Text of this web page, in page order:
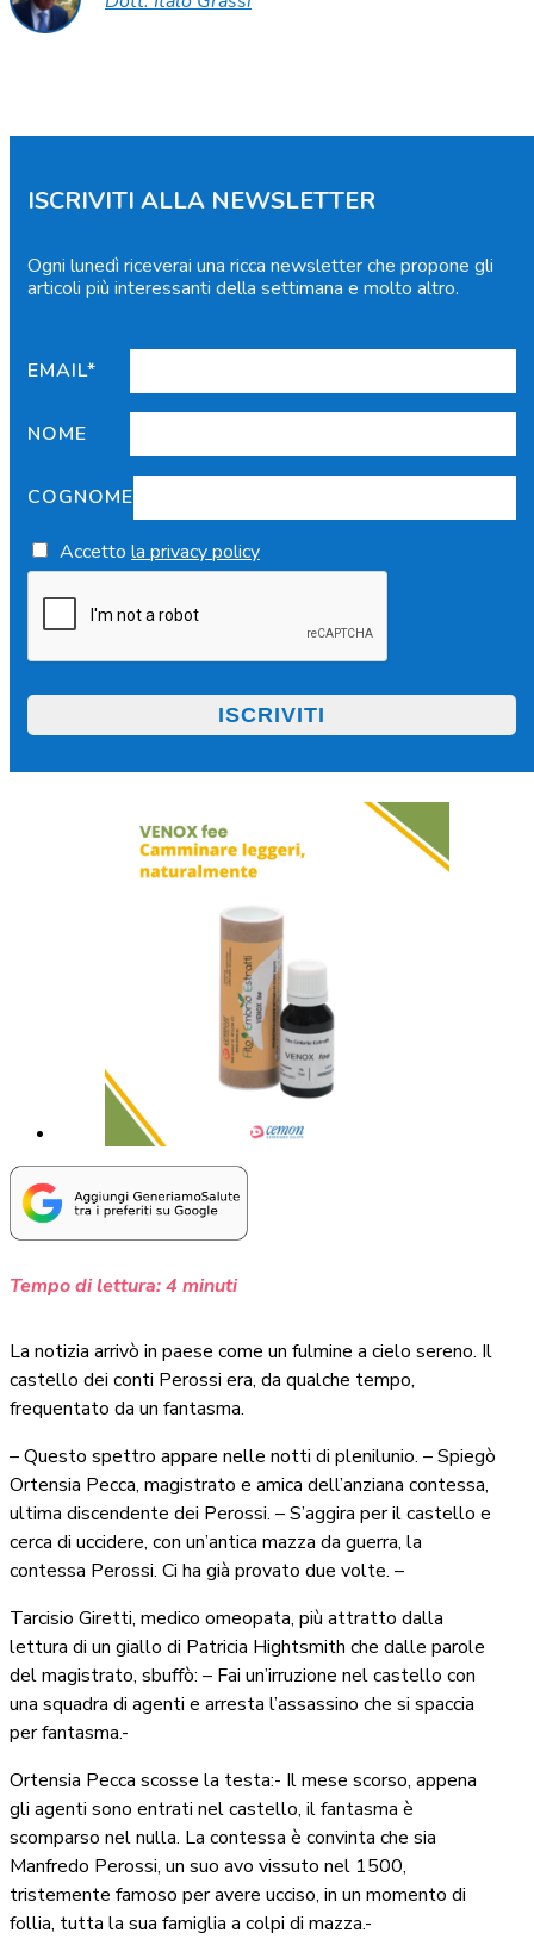
ISCRIVITI ALLA NEWSLETTER
Ogni lunedì riceverai una ricca newsletter che propone gli
articoli più interessanti della settimana e molto altro.
EMAIL*
NOME
COGNOME
Accetto la privacy policy
Tempo di lettura:4 minuti
La notizia arrivò in paese come un fulmine a cielo sereno. Il
castello dei conti Perossi era, da qualche tempo,
frequentato da un fantasma.
– Questo spettro appare nelle notti di plenilunio. – Spiegò
Ortensia Pecca, magistrato e amica dell’anziana contessa,
ultima discendente dei Perossi. – S’aggira per il castello e
cerca di uccidere, con un’antica mazza da guerra, la
contessa Perossi. Ci ha già provato due volte. –
Tarcisio Giretti, medico omeopata, più attratto dalla
lettura di un giallo di Patricia Hightsmith che dalle parole
del magistrato, sbuffò: – Fai un’irruzione nel castello con
una squadra di agenti e arresta l’assassino che si spaccia
per fantasma.-
Ortensia Pecca scosse la testa:- Il mese scorso, appena
gli agenti sono entrati nel castello, il fantasma è
scomparso nel nulla. La contessa è convinta che sia
Manfredo Perossi, un suo avo vissuto nel 1500,
tristemente famoso per avere ucciso, in un momento di
follia, tutta la sua famiglia a colpi di mazza.-